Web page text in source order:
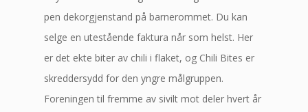
pen dekorgjenstand på barnerommet. Du kan
selge en utestående faktura når som helst. Her
er det ekte biter av chili i flaket, og Chili Bites er
skreddersydd for den yngre målgruppen.
Foreningen til fremme av sivilt mot deler hvert år